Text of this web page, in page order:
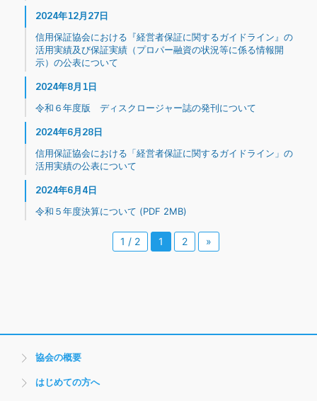
2024年12月27日
信用保証協会における『経営者保証に関するガイドライン』の
活用実績及び保証実績（プロパー融資の状況等に係る情報開
示）の公表について
2024年8月1日
令和６年度版 ディスクロージャー誌の発刊について
2024年6月28日
信用保証協会における「経営者保証に関するガイドライン」の
活用実績の公表について
2024年6月4日
令和５年度決算について (PDF 2MB)
1 / 2 1 2 »
協会の概要
はじめての方へ